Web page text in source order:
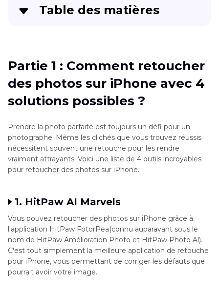
Table des matières
Partie 2: Méthode plus stable sur ordinateur
pour retoucher vos photos
Partie 1 : Comment retoucher
des photos sur iPhone avec 4
solutions possibles ?
Prendre la photo parfaite est toujours un défi pour un
photographe. Même les clichés que vous trouvez réussis
nécessitent souvent une retouche pour les rendre
vraiment attrayants. Voici une liste de 4 outils incroyables
pour retoucher des photos sur iPhone.
1. HitPaw AI Marvels
Vous pouvez retoucher des photos sur iPhone grâce à
l'application HitPaw FotorPea(connu auparavant sous le
nom de HitPaw Amélioration Photo et HitPaw Photo Al).
C'est tout simplement la meilleure application de retouche
pour iPhone, vous permettant de corriger les défauts que
pourrait avoir votre image.